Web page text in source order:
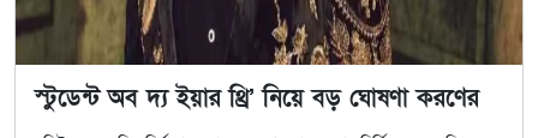
স্টুডেন্ট অব দ্য ইয়ার থ্রি’ নিয়ে বড় ঘোষণা করণের